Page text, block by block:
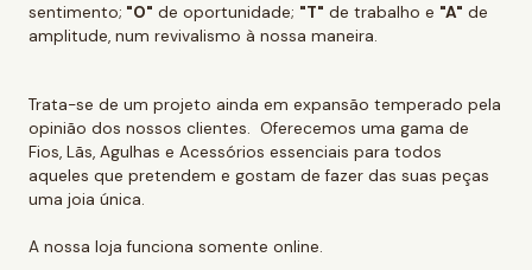
sentimento; "O" de oportunidade; "T" de trabalho e "A" de
amplitude, num revivalismo à nossa maneira.
Trata-se de um projeto ainda em expansão temperado pela
opinião dos nossos clientes. Oferecemos uma gama de
Fios, Lãs, Agulhas e Acessórios essenciais para todos
aqueles que pretendem e gostam de fazer das suas peças
uma joia única.
A nossa loja funciona somente online.